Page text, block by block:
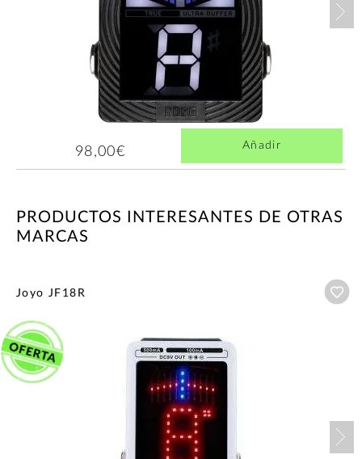
98,00€ Añadir
PRODUCTOS INTERESANTES DE OTRAS
MARCAS
Joyo JF18R